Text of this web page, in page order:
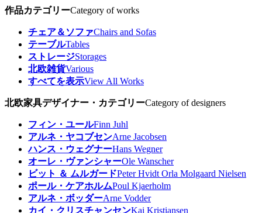
作品カテゴリーCategory of works
チェア＆ソファChairs and Sofas
テーブルTables
ストレージStorages
北欧雑貨Various
すべてを表示View All Works
北欧家具デザイナー・カテゴリーCategory of designers
フィン・ユールFinn Juhl
アルネ・ヤコブセンArne Jacobsen
ハンス・ウェグナーHans Wegner
オーレ・ヴァンシャーOle Wanscher
ビット ＆ ムルガードPeter Hvidt Orla Molgaard Nielsen
ポール・ケアホルムPoul Kjaerholm
アルネ・ボッダーArne Vodder
カイ・クリスチャンセンKai Kristiansen